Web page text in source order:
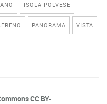
ISOLA POLVESE
PANORAMA VISTA
CC BY-